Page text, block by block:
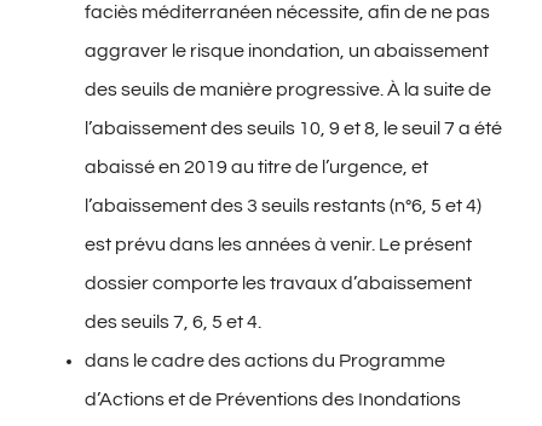
faciès méditerranéen nécessite, afin de ne pas
aggraver le risque inondation, un abaissement
des seuils de manière progressive. À la suite de
l’abaissement des seuils 10, 9 et 8, le seuil 7 a été
abaissé en 2019 au titre de l’urgence, et
l’abaissement des 3 seuils restants (n°6, 5 et 4)
est prévu dans les années à venir. Le présent
dossier comporte les travaux d’abaissement
des seuils 7, 6, 5 et 4.
dans le cadre des actions du Programme
d’Actions et de Préventions des Inondations